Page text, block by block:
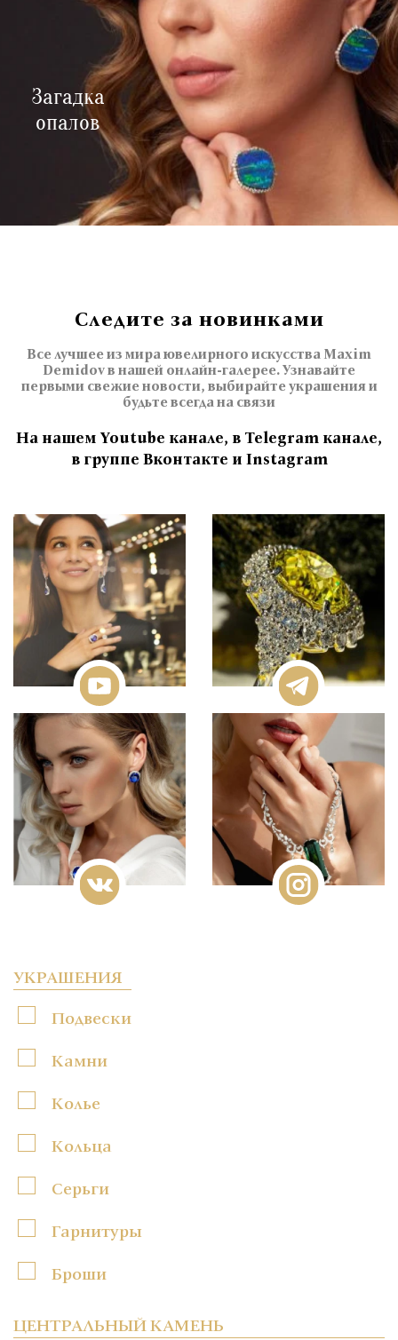
Загадка
опалов
Следите за новинками
Все лучшее из мира ювелирного искусства Maxim
Demidov в нашей онлайн-галерее. Узнавайте
первыми свежие новости, выбирайте украшения и
будьте всегда на связи
На нашем Youtube канале, в Telegram канале,
в группе Вконтакте и Instagram
УКРАШЕНИЯ
Подвески
Камни
Колье
Кольца
Серьги
Гарнитуры
Броши
ЦЕНТРАЛЬНЫЙ КАМЕНЬ